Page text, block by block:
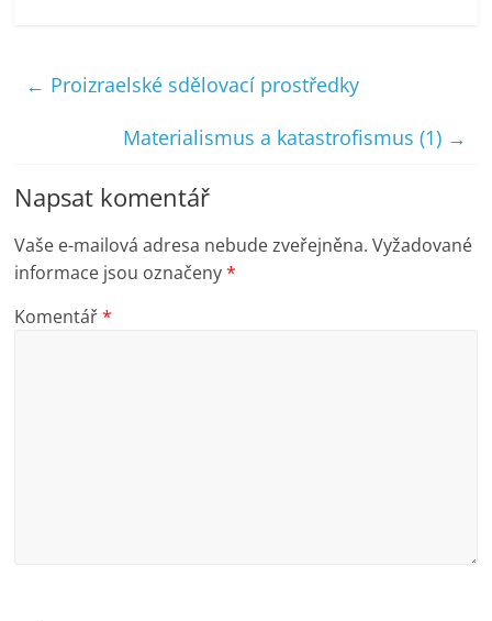
← Proizraelské sdělovací prostředky
Materialismus a katastrofismus (1) →
Napsat komentář
Vaše e-mailová adresa nebude zveřejněna. Vyžadované
informace jsou označeny*
Komentář*